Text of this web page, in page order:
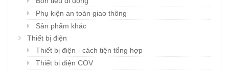
Phụ kiện an toàn giao thông
Sản phẩm khác
Thiết bị điện
Thiết bị điện - cách tiện tổng hợp
Thiết bị điện COV